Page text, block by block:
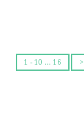
1 - 10 ... 16 >